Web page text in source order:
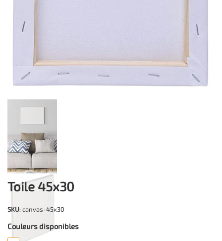
Toile 45x30
SKU: canvas-45x30
Couleurs disponibles